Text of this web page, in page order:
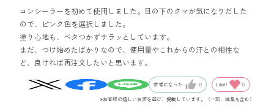
コンシーラーを初めて使用しました。目の下のクマが気になりだした
ので、ピンク色を選択しました。
塗り心地も、ベタつかずサラッとしています。
まだ、つけ始めたばかりなので、使用量やこれからの汗との相性な
ど、良ければ再注文したいと思います。
参考になった 0 Like! 0
※お客様の嬉しいお声を選び、掲載しています。（一部、編集も含む）